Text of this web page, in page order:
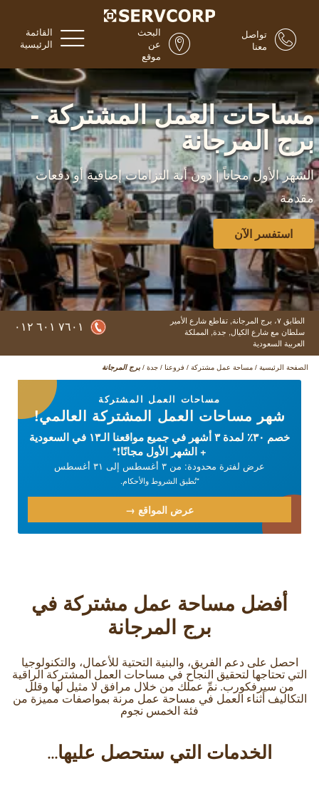
القائمة
الرئيسية
البحث
عن
موقع
تواصل
معنا
مساحات العمل المشتركة -
برج المرجانة
الشهر الأول مجاناً | دون أية التزامات إضافية أو دفعات
مقدمة
استفسر الآن
الطابق ٧، برج المرجانة,
تقاطع شارع الأمير
سلطان مع شارع الكيال, جدة, المملكة
العربية السعودية
٧٦٠١ ٦٠١ ٠١٢
الصفحة الرئيسية / مساحة عمل مشتركة / فروعنا / جدة / برج المرجانة
مساحات العمل المشتركة
شهر مساحات العمل المشتركة العالمي!
خصم ٣٠٪ لمدة ۳ أشهر في جميع مواقعنا الـ۱۳ في السعودية
+ الشهر الأول مجانًا!*
عرض لفترة محدودة: من ۳ أغسطس إلى ۳۱ أغسطس
*تُطبق الشروط والأحكام.
عرض المواقع →
أفضل مساحة عمل مشتركة في
برج المرجانة
احصل على دعم الفريق، والبنية التحتية للأعمال، والتكنولوجيا
التي تحتاجها لتحقيق النجاح في مساحات العمل المشتركة الراقية
من سيرفكورب. نمِّ عملك من خلال مرافق لا مثيل لها وقلل
التكاليف أثناء العمل في مساحة عمل مرنة بمواصفات مميزة من
فئة الخمس نجوم
الخدمات التي ستحصل عليها...